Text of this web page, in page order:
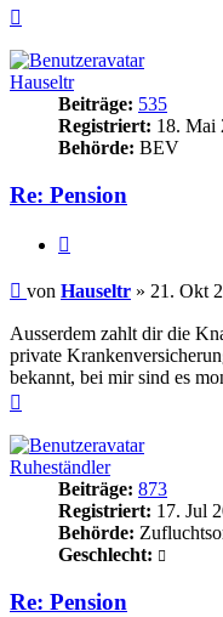
Hauseltr
Beiträge: 535
Registriert: 18. Mai
Behörde: BEV
Re: Pension
Beitrag
von Hauseltr » 21. Okt
Ausserdem zahlt dir die
private
bekannt, bei mir sind es
Ruheständler
Beiträge: 873
Registriert: 17. Jul
Behörde:
Geschlecht:
Re: Pension